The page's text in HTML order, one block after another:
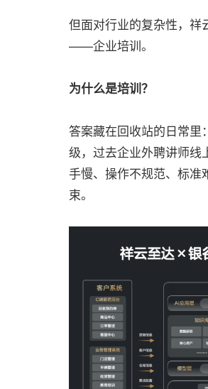
但面对行业的复杂性，祥
——企业培训。
为什么是培训？
答案藏在回收站的日常里
级，过去企业外聘讲师线
手慢、操作不规范、标
束。